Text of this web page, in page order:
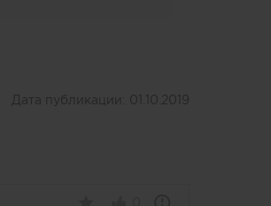
Дата публикации: 01.10.2019